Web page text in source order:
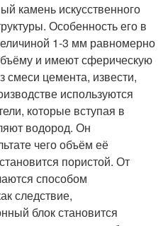
камень искусственного
Особенность его в
1-3 мм равномерно
и имеют сферическую
цемента, извести,
используются
которые вступая в
водород. Он
чего объём её
пористой. От
способом
следствие,
блок становится